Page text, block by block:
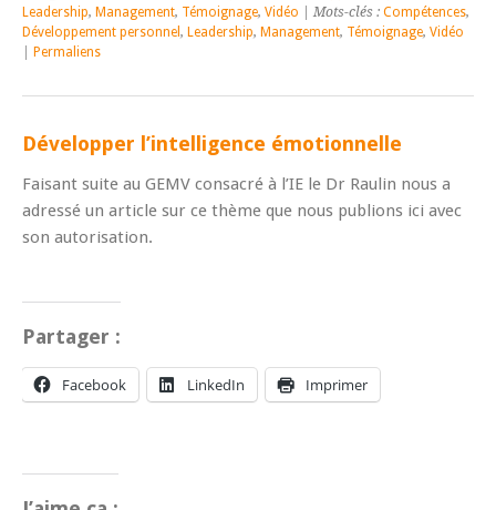
Leadership, Management, Témoignage, Vidéo | Mots-clés : Compétences,
Développement personnel , Leadership, Management, Témoignage, Vidéo
Permaliens
Développer l’intelligence émotionnelle
Faisant suite au GEMV consacré à l’IE le Dr Raulin nous a
adressé un article sur ce thème que nous publions ici avec
son autorisation.
Partager :
Facebook LinkedIn Imprimer